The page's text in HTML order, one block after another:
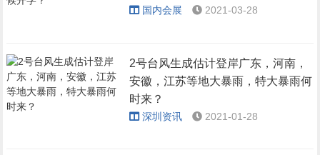
国内会展 2021-03-28
2号台风生成估计登岸广东，河南，
安徽，江苏等地大暴雨，特大暴雨何
时来？
深圳资讯 2021-01-28